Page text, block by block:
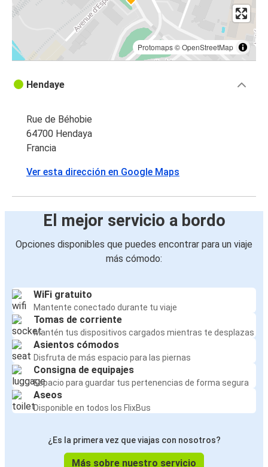
Protomaps©OpenStreetMap
Hendaye
Rue de Béhobie
64700 Hendaya
Francia
Ver esta dirección en Google Maps
El mejor servicio a bordo
Opciones disponibles que puedes encontrar para un viaje
más cómodo:
WiFi gratuito
Mantente conectado durante tu viaje
Tomas de corriente
Mantén tus dispositivos cargados mientras te desplazas
Asientos cómodos
Disfruta de más espacio para las piernas
Consigna de equipajes
Espacio para guardar tus pertenencias de forma segura
Aseos
Disponible en todos los FlixBus
¿Es la primera vez que viajas con nosotros?
Más sobre nuestro servicio